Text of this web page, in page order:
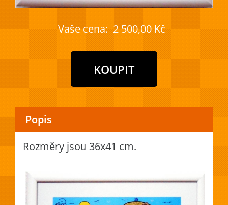
Vaše cena: 2 500,00 Kč
Popis
Rozměry jsou 36x41 cm.